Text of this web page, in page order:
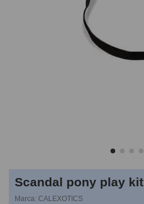
Scandal pony play kit
Marca: CALEXOTICS